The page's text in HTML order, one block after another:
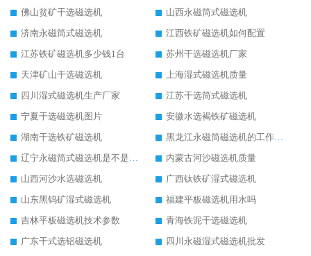
佛山贫矿干选磁选机
山西永磁筒式磁选机
济南永磁筒式磁选机
江西铁矿磁选机如何配置
江苏铁矿磁选机多少钱1台
苏州干选磁选机厂家
天津矿山干选磁选机
上海湿式磁选机质量
四川湿式磁选机生产厂家
江苏干选筒式磁选机
宁夏干选磁选机图片
安徽水选褐铁矿磁选机
湖南干选铁矿磁选机
黑龙江永磁筒磁选机的工作原理
辽宁永磁筒式磁选机是不是强磁
内蒙古河沙磁选机质量
山西河沙水选磁选机
广西钛铁矿湿式磁选机
山东黑钨矿湿式磁选机
福建平板磁选机用水吗
吉林平板磁选机技术参数
青海铁泥干选磁选机
广东干式选铝磁选机
四川永磁湿式磁选机批发